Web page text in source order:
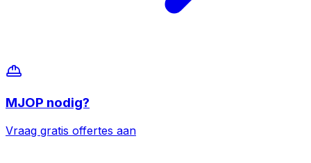
MJOP nodig?
Vraag gratis offertes aan